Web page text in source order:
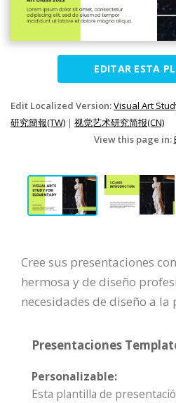
EDITAR ESTA
Edit Localized Version:Visual Art
研究簡報(TW) | 视觉艺术研究简报(CN)
View this page in:
Cree sus presentaciones
hermosa y de diseño
necesidades de diseño a la
Presentaciones
Personalizable:
Esta plantilla de